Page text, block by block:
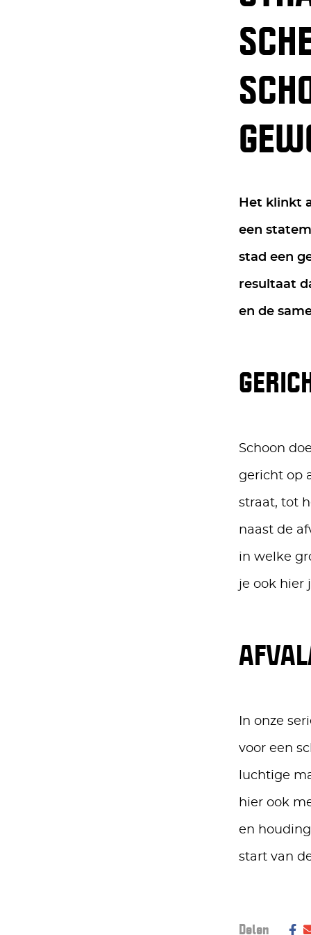
Het klinkt
een
stad een
resultaat
en de
Schoon
gericht op
straat, tot
naast de
in welke
je ook hier
In onze
voor een
luchtige
hier ook
en
start van
Delen